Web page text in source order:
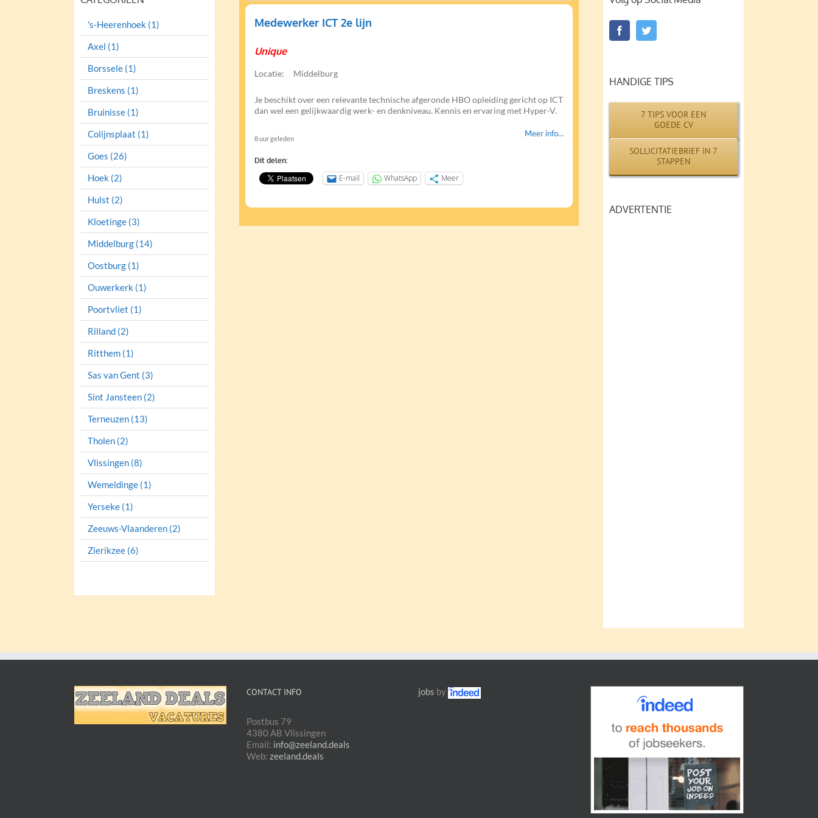
Medewerker ICT 2e lijn
Unique
Locatie: Middelburg
Je beschikt over een relevante technische afgeronde HBO opleiding gericht op ICT
dan wel een gelijkwaardig werk- en denkniveau. Kennis en ervaring met Hyper-V.
Meer info…
8 uur geleden
Dit delen:
E-mail WhatsApp Meer
's-Heerenhoek (1)
Axel (1)
Borssele (1)
Breskens (1)
Bruinisse (1)
Colijnsplaat (1)
Goes (26)
Hoek (2)
Hulst (2)
Kloetinge (3)
Middelburg (14)
Oostburg (1)
Ouwerkerk (1)
Poortvliet (1)
Rilland (2)
Ritthem (1)
Sas van Gent (3)
Sint Jansteen (2)
Terneuzen (13)
Tholen (2)
Vlissingen (8)
Wemeldinge (1)
Yerseke (1)
Zeeuws-Vlaanderen (2)
Zierikzee (6)
HANDIGE TIPS
7 TIPS VOOR EEN
GOEDE CV
SOLLICITATIEBRIEF IN 7
STAPPEN
ADVERTENTIE
CONTACT INFO
Postbus 79
4380 AB Vlissingen
Email: info@zeeland.deals
Web: zeeland.deals
jobs by